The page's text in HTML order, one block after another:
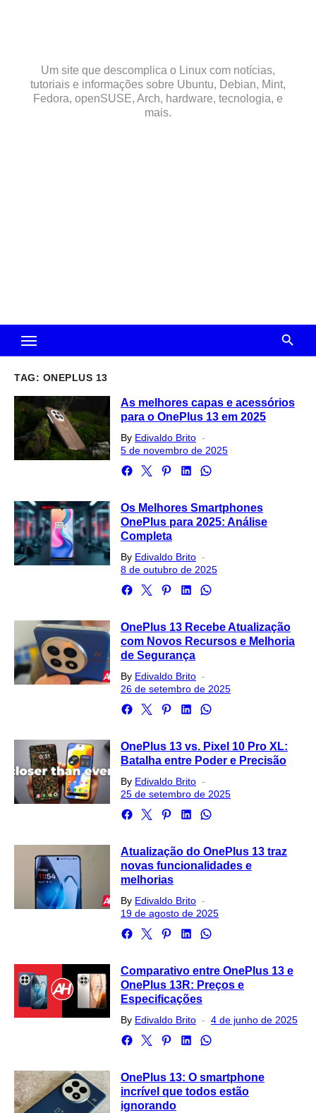
Um site que descomplica o Linux com notícias,
tutoriais e informações sobre Ubuntu, Debian, Mint,
Fedora, openSUSE, Arch, hardware, tecnologia, e
mais.
TAG: ONEPLUS 13
As melhores capas e acessórios
para o OnePlus 13 em 2025
By Edivaldo Brito
on
5 de novembro de 2025
Os Melhores Smartphones
OnePlus para 2025: Análise
Completa
By Edivaldo Brito
on
8 de outubro de 2025
OnePlus 13 Recebe Atualização
com Novos Recursos e Melhoria
de Segurança
By Edivaldo Brito
on
26 de setembro de 2025
OnePlus 13 vs. Pixel 10 Pro XL:
Batalha entre Poder e Precisão
By Edivaldo Brito
on
25 de setembro de 2025
Atualização do OnePlus 13 traz
novas funcionalidades e
melhorias
By Edivaldo Brito
on
19 de agosto de 2025
Comparativo entre OnePlus 13 e
OnePlus 13R: Preços e
Especificações
By Edivaldo Brito
Posted
4 de junho de 2025
OnePlus 13: O smartphone
incrível que todos estão
ignorando